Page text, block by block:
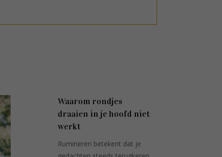
Waarom rondjes
draaien in je hoofd niet
werkt
Rumineren betekent dat je